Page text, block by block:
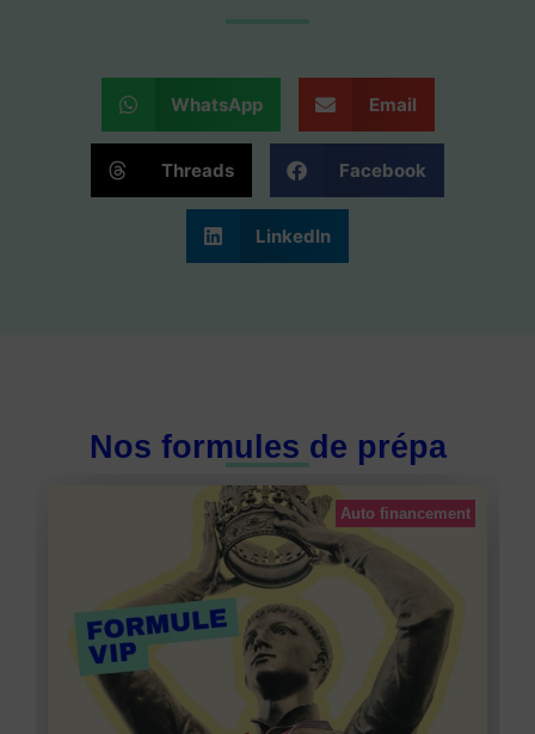
WhatsApp Email
Threads Facebook
LinkedIn
Nos formules de prépa
Auto financement